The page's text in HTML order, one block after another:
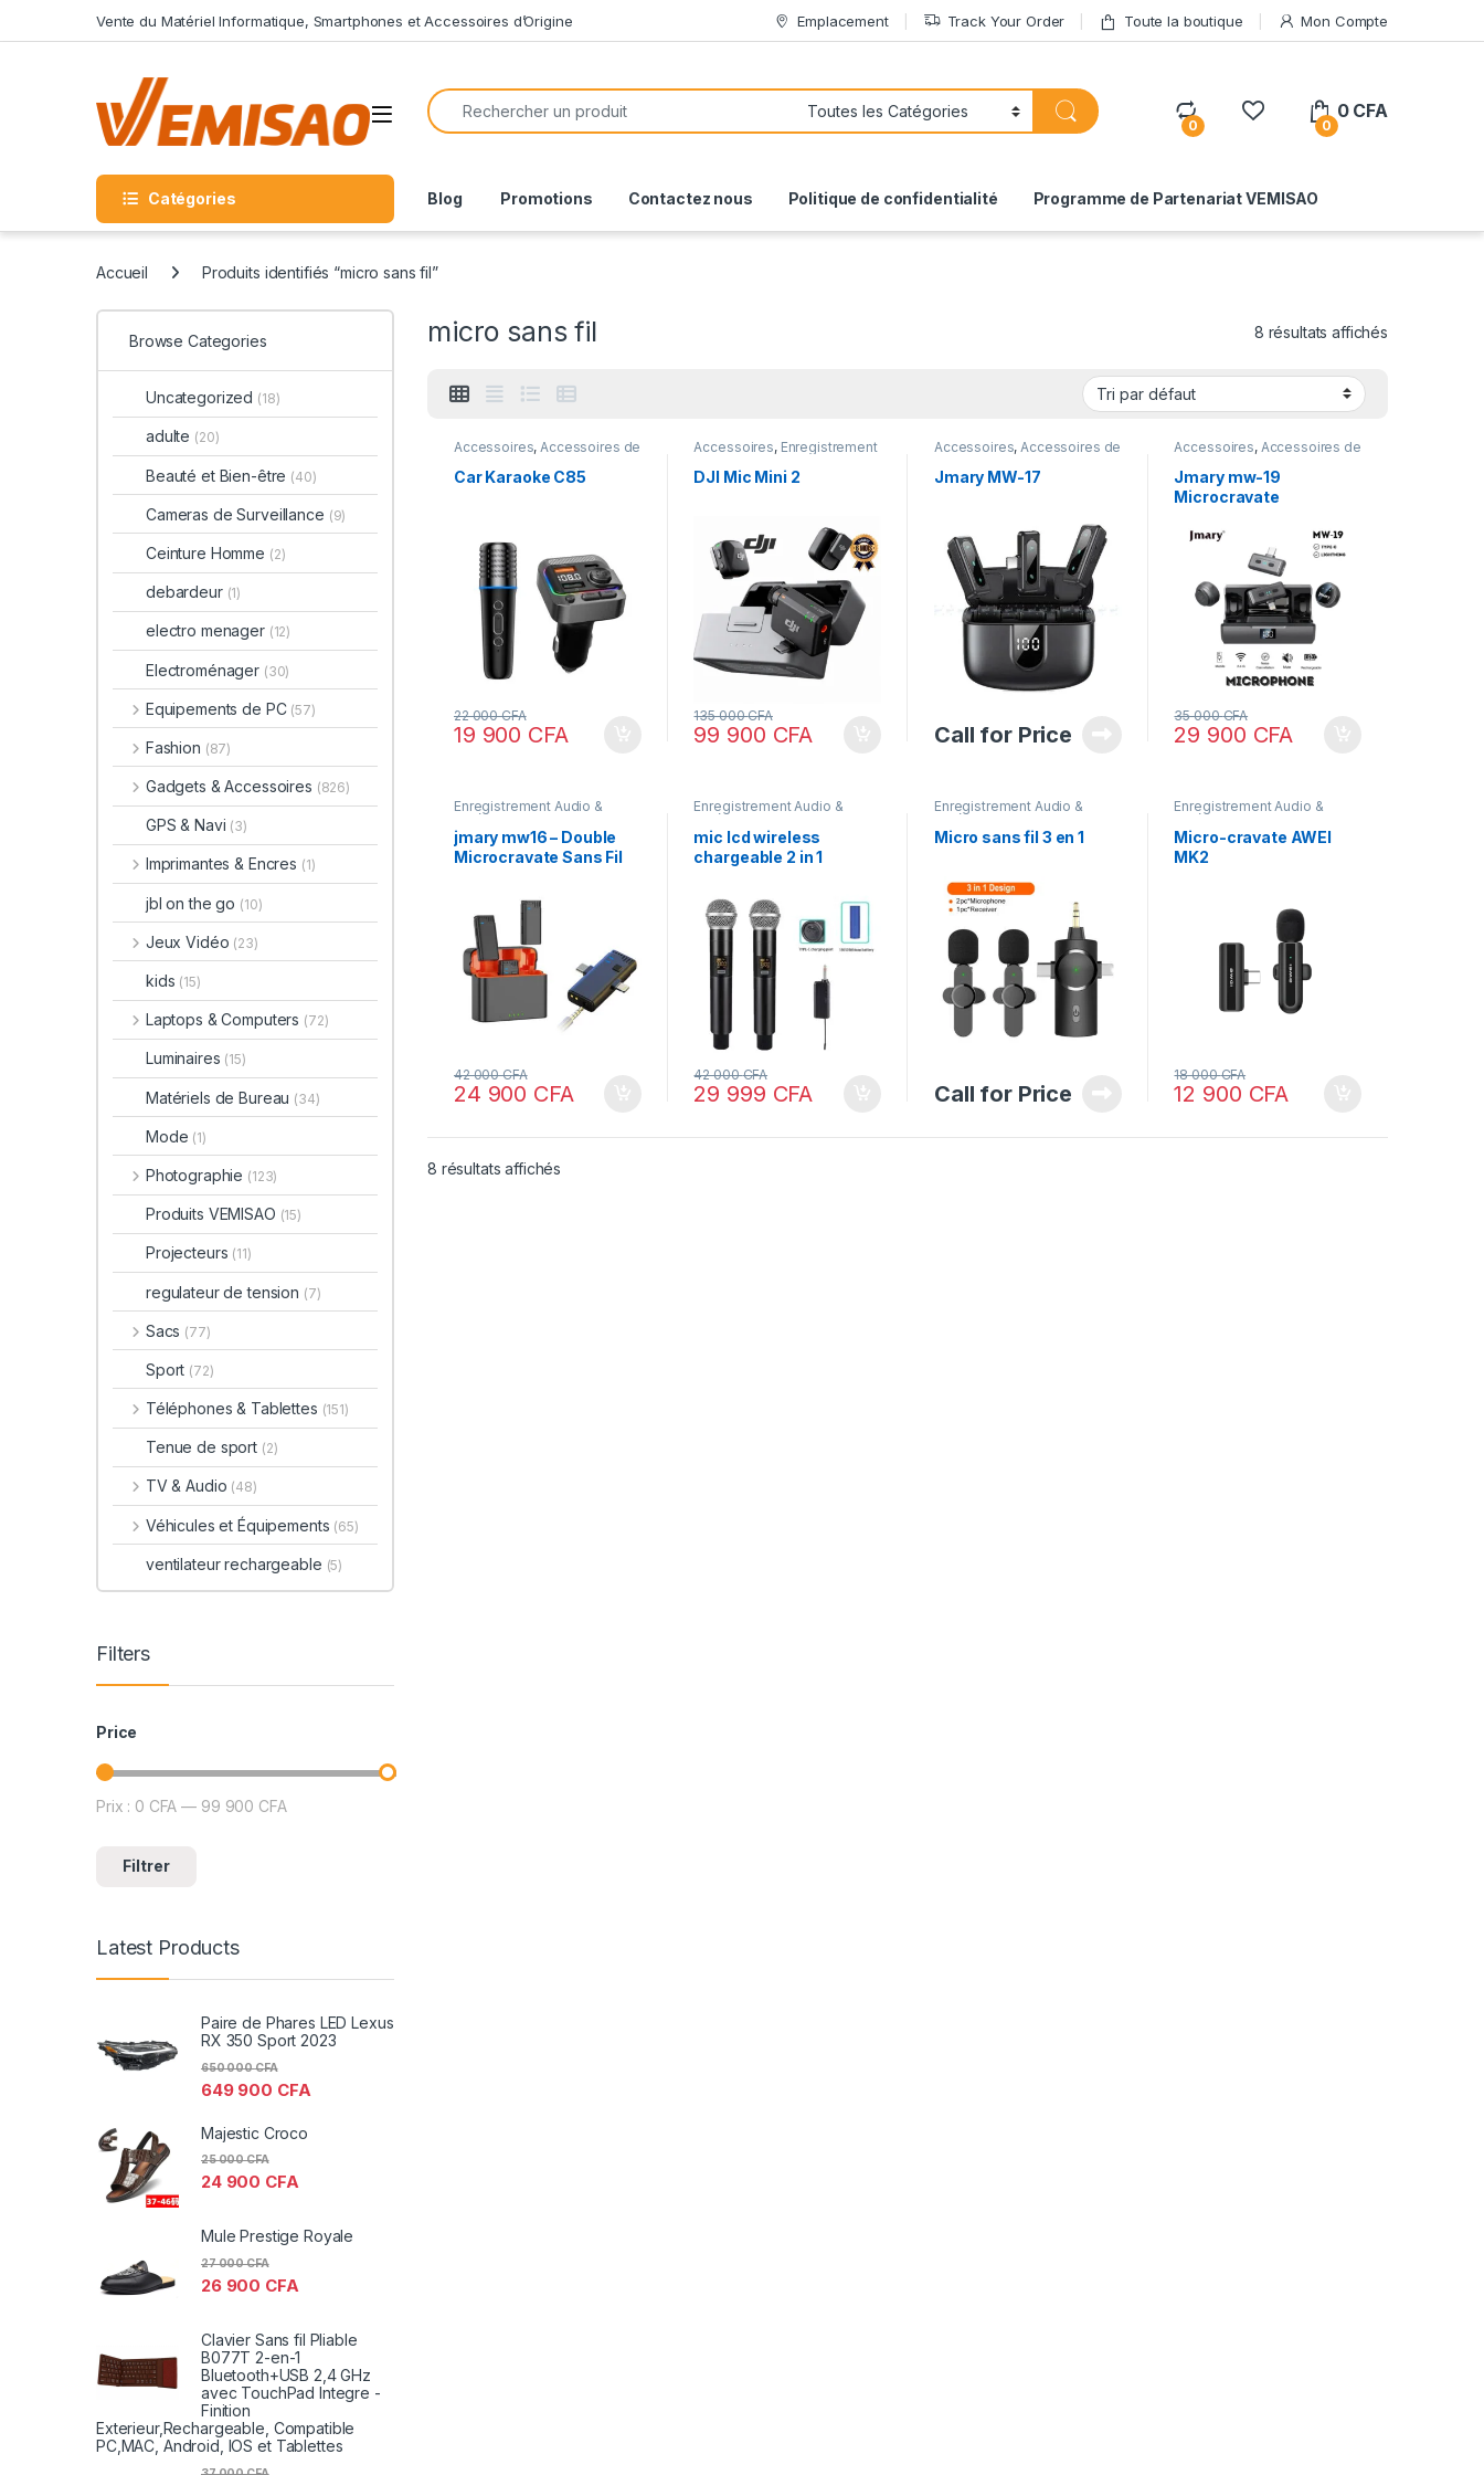
Vente du Matériel Informatique, Smartphones et Accessoires d’Origine Emplacement Track Your Order Toute la boutique Mon Compte
Open
Search for:
0 0
0 CFA
Catégories Blog Promotions Contactez nous Politique de confidentialité Programme de Partenariat VEMISAO
Accueil Produits identifiés “micro sans fil”
micro sans fil 8 résultats affichés
Accessoires, Accessoires de
Véhicule,Gadgets,Gadgets
& Accessoires, Véhicules et
Car Karaoke C85
19 900 CFA
22 000CFA
Accessoires, Enregistrement
Accessoires
DJI Mic Mini 2
99 900 CFA
135 000CFA
Accessoires, Accessoires de
Vidéo,Equipements de PC
Gadgets,Gadgets &
Jmary MW-17
Call for Price
Accessoires, Accessoires de
Vidéo,Gadgets,
Accessoires,
Laptops &
Computers,Matériels de
Jmary mw-19
Microcravate
29 900 CFA
35 000CFA
Enregistrement Audio &
Vidéo
jmary mw16 – Double
Microcravate Sans Fil
| Offres STANDARD et
VIP
24 900 CFA
42 000CFA
Enregistrement Audio &
Vidéo
mic lcd wireless
chargeable 2 in 1
29 999 CFA
42 000CFA
Enregistrement Audio &
Vidéo
Micro sans fil 3 en 1
Call for Price
Enregistrement Audio &
Vidéo
Micro-cravate AWEI
MK2
12 900 CFA
18 000CFA
8 résultats affichés
Browse Categories
Uncategorized (18)
adulte (20)
Beauté et Bien-être (40)
Cameras de Surveillance (9)
Ceinture Homme (2)
debardeur (1)
electro menager (12)
Electroménager (30)
Equipements de PC (57)
Fashion (87)
Gadgets & Accessoires (826)
GPS & Navi (3)
Imprimantes & Encres (1)
jbl on the go (10)
Jeux Vidéo (23)
kids (15)
Laptops & Computers (72)
Luminaires (15)
Matériels de Bureau (34)
Mode (1)
Photographie (123)
Produits VEMISAO (15)
Projecteurs (11)
regulateur de tension (7)
Sacs (77)
Sport (72)
Téléphones & Tablettes (151)
Tenue de sport (2)
TV & Audio (48)
Véhicules et Équipements (65)
ventilateur rechargeable (5)
Filters
Price
Prix min
Prix max
Filtrer
Prix : 0 CFA — 99 900 CFA
Latest Products
Paire de Phares LED Lexus
RX 350 Sport 2023
649 900 CFA
650 000CFA
Majestic Croco
24 900 CFA
25 000CFA
Mule Prestige Royale
26 900 CFA
27 000CFA
Clavier Sans fil Pliable
B077T 2-en-1
Bluetooth+USB 2,4 GHz
avec TouchPad Integre -
Finition
Exterieur,Rechargeable, Compatible
PC,MAC, Android, IOS et Tablettes